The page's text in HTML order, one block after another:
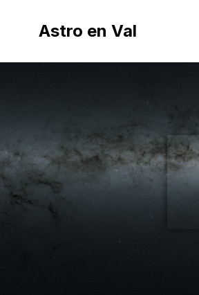
Astro en Val